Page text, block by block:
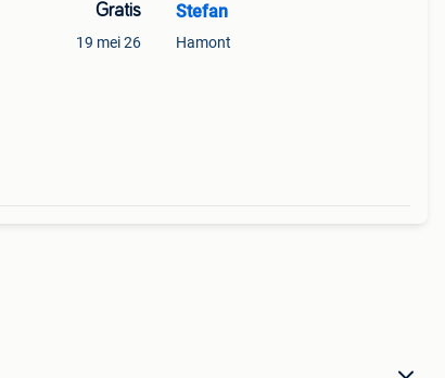
Gratis
19 mei 26
Stefan
Hamont